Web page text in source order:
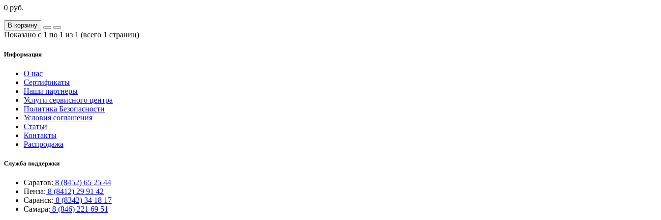
0 руб.
В корзину
Показано с 1 по 1 из 1 (всего 1 страниц)
Информация
О нас
Сертификаты
Наши партнеры
Услуги сервисного центра
Политика Безопасности
Условия соглашения
Статьи
Контакты
Распродажа
Служба поддержки
Саратов: 8 (8452) 65 25 44
Пенза: 8 (8412) 29 91 42
Саранск: 8 (8342) 34 18 17
Самара: 8 (846) 221 69 51